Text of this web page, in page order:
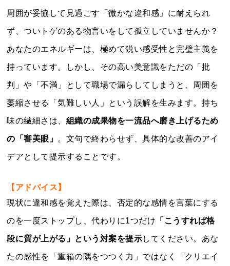
周囲が妥協して見過ごす「微かな違和感」に耐えられ
ず、ついトゲのある物言いをして孤立していませんか？
あなたのエネルギーは、極めて鋭い感受性と完璧主義を
持っています。しかし、その高い美意識をただの「批
判」や「不満」として職場で漏らしてしまうと、周囲を
萎縮させる「気難しい人」という誤解を生みます。持ち
味の繊細さは、 組織の成果物を一流品へ磨き上げるため
の「審美眼」 。文句で終わらせず、具体的な改善のアイ
デアとして提示することです。
【アドバイス】
現状に違和感を覚えた際は、否定的な感情を言葉にする
のを一度ストップし、代わりに1つだけ 「こうすれば格
段に質が上がる」という対案を提示してください。あな
たの感性を「重箱の隅をつつく力」ではなく「クリエイ